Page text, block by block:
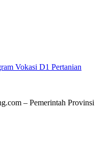
Vokasi D1 Pertanian
– Pemerintah Provinsi